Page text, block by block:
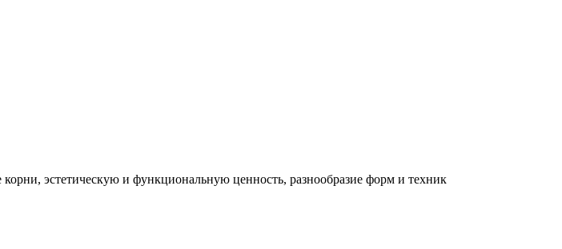
корни, эстетическую и функциональную ценность, разнообразие форм и техник